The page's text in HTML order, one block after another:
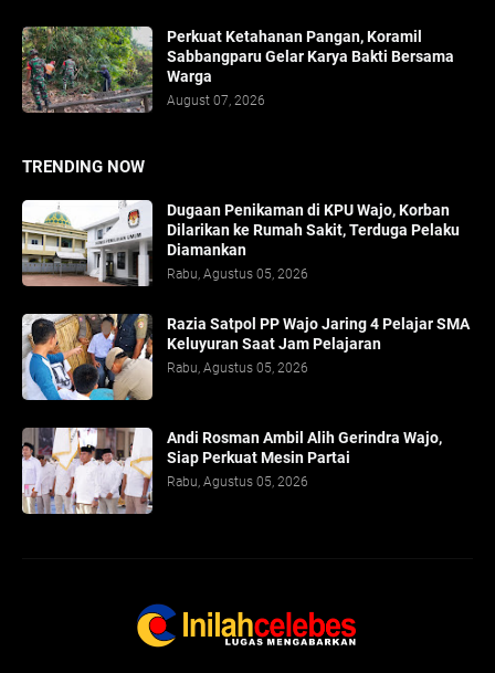
Perkuat Ketahanan Pangan, Koramil
Sabbangparu Gelar Karya Bakti Bersama
Warga
August 07, 2026
TRENDING NOW
Dugaan Penikaman di KPU Wajo, Korban
Dilarikan ke Rumah Sakit, Terduga Pelaku
Diamankan
Rabu, Agustus 05, 2026
Razia Satpol PP Wajo Jaring 4 Pelajar SMA
Keluyuran Saat Jam Pelajaran
Rabu, Agustus 05, 2026
Andi Rosman Ambil Alih Gerindra Wajo,
Siap Perkuat Mesin Partai
Rabu, Agustus 05, 2026